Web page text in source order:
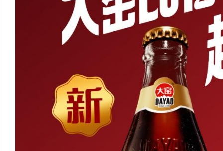
器狗双光谱成像：双光谱融合感知，筑牢工 出海必看：知识产权律
安全垫